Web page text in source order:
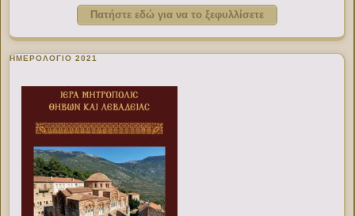
Πατήστε εδώ για να το ξεφυλλίσετε
ΗΜΕΡΟΛΟΓΙΟ 2021